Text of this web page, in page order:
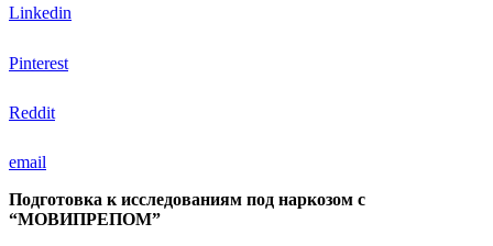
Linkedin
Pinterest
Reddit
email
Подготовка к исследованиям под наркозом с
“МОВИПРЕПОМ”